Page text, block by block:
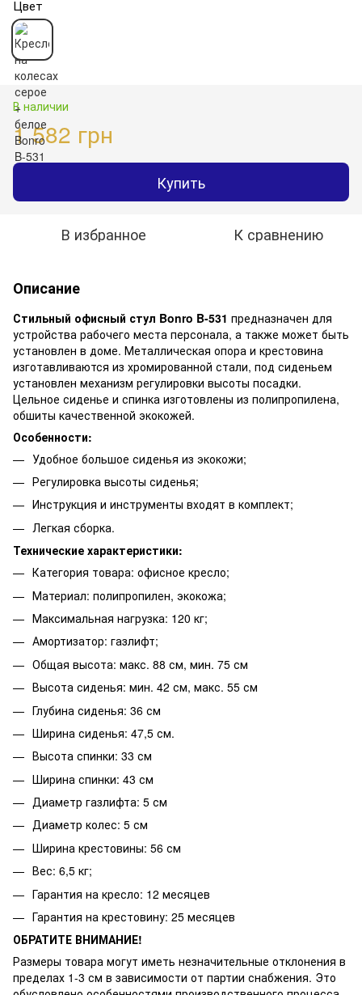
Цвет
В наличии
1 582 грн
Купить
В избранное К сравнению
Описание
Стильный офисный стул Bonro B-531 предназначен для
устройства рабочего места персонала, а также может быть
установлен в доме. Металлическая опора и крестовина
изготавливаются из хромированной стали, под сиденьем
установлен механизм регулировки высоты посадки.
Цельное сиденье и спинка изготовлены из полипропилена,
обшиты качественной экокожей.
Особенности:
Удобное большое сиденья из экокожи;
Регулировка высоты сиденья;
Инструкция и инструменты входят в комплект;
Легкая сборка.
Технические характеристики:
Категория товара: офисное кресло;
Материал: полипропилен, экокожа;
Максимальная нагрузка: 120 кг;
Амортизатор: газлифт;
Общая высота: макс. 88 см, мин. 75 см
Высота сиденья: мин. 42 см, макс. 55 см
Глубина сиденья: 36 см
Ширина сиденья: 47,5 см.
Высота спинки: 33 см
Ширина спинки: 43 см
Диаметр газлифта: 5 см
Диаметр колес: 5 см
Ширина крестовины: 56 см
Вес: 6,5 кг;
Гарантия на кресло: 12 месяцев
Гарантия на крестовину: 25 месяцев
ОБРАТИТЕ ВНИМАНИЕ!
Размеры товара могут иметь незначительные отклонения в
пределах 1-3 см в зависимости от партии снабжения. Это